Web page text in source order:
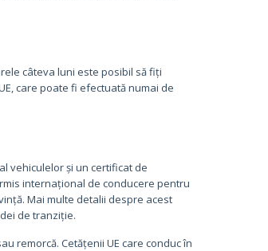
câteva luni este posibil să fiți
care poate fi efectuată numai de
vehiculelor și un certificat de
internațional de conducere pentru
Mai multe detalii despre acest
de tranziție.
remorcă. Cetățenii UE care conduc în